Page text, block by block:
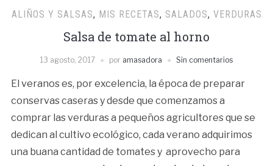
ALIÑOS Y SALSAS, MIS RECETAS, SALADOS, VERDURAS
Salsa de tomate al horno
13 agosto, 2017 por amasadora Sin comentarios
El veranos es, por excelencia, la época de preparar
conservas caseras y desde que comenzamos a
comprar las verduras a pequeños agricultores que se
dedican al cultivo ecológico, cada verano adquirimos
una buana cantidad de tomates y aprovecho para